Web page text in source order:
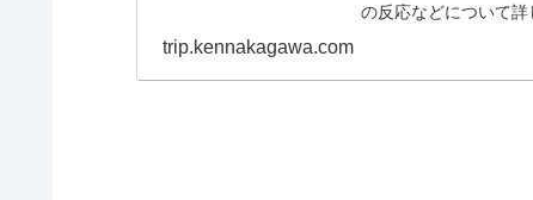
の反応などについて詳
trip.kennakagawa.com